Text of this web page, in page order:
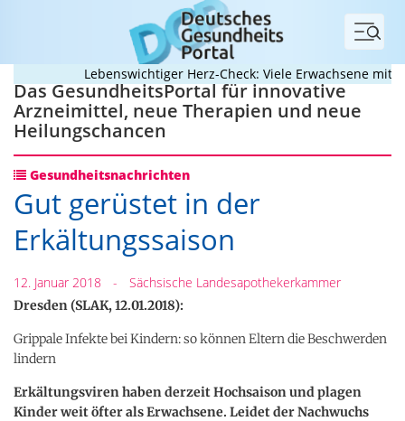
Menü
Lebenswichtiger Herz-Check: Viele Erwachsene mit
Das GesundheitsPortal für innovative
Arzneimittel, neue Therapien und neue
Heilungschancen
Gesundheitsnachrichten
Gut gerüstet in der
Erkältungssaison
12. Januar 2018 - Sächsische Landesapothekerkammer
Dresden (SLAK, 12.01.2018):
Grippale Infekte bei Kindern: so können Eltern die Beschwerden
lindern
Erkältungsviren haben derzeit Hochsaison und plagen
Kinder weit öfter als Erwachsene. Leidet der Nachwuchs